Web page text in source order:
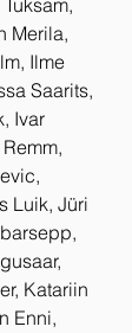
Merila,
Ilme
Saarits,
Ivar
Luik, Jüri
Katariin
Enni,